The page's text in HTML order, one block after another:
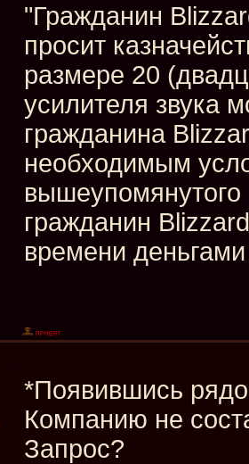
"Гражданин
просит
размере 20
усилителя звука
гражданина
необходимым
гражданин
времени
*Появившись
Компанию не
Запрос?